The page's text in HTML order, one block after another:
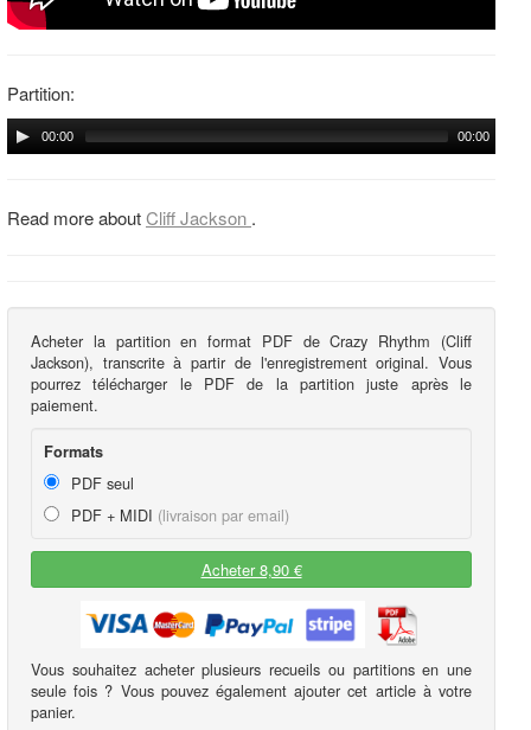
Partition:
00:00 00:00
Read more aboutCliff Jackson .
Acheter la partition en format PDF de Crazy Rhythm (Cliff
Jackson), transcrite à partir de l'enregistrement original. Vous
pourrez télécharger le PDF de la partition juste après le
paiement.
Formats
PDF seul
PDF + MIDI (livraison par email)
Acheter 8,90 €
Vous souhaitez acheter plusieurs recueils ou partitions en une
seule fois ? Vous pouvez également ajouter cet article à votre
panier.